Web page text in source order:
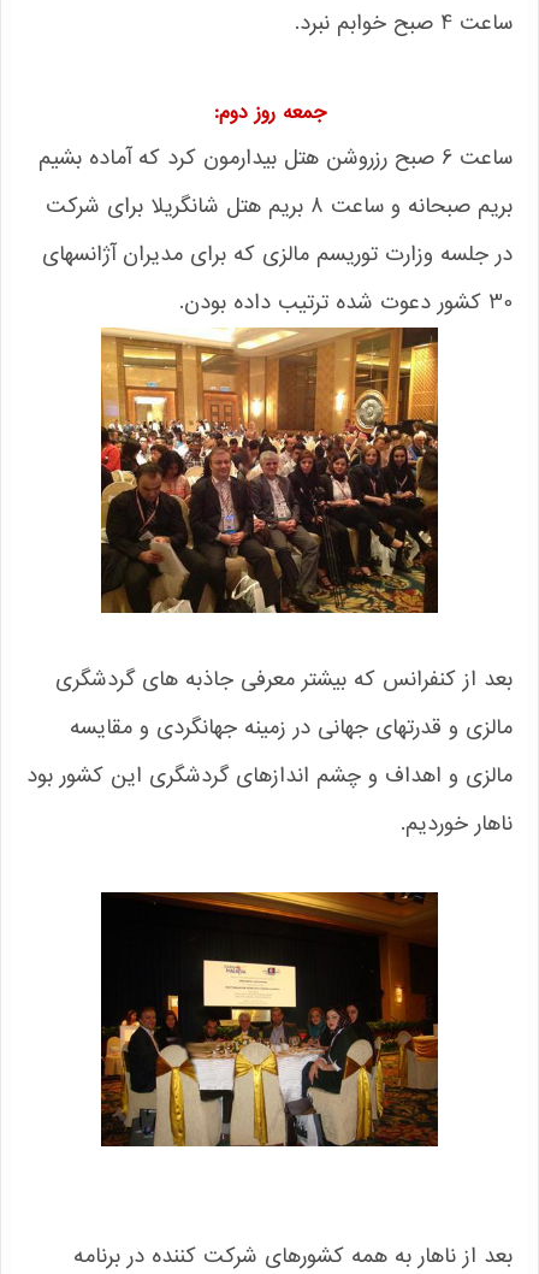
ساعت 4 صبح خوابم نبرد.
جمعه روز دوم:
ساعت 6 صبح رزروشن هتل بیدارمون کرد که آماده بشیم
بریم صبحانه و ساعت 8 بریم هتل شانگریلا برای شرکت
در جلسه وزارت توریسم مالزی که برای مدیران آژانسهای
30 کشور دعوت شده ترتیب داده بودن.
بعد از کنفرانس که بیشتر معرفی جاذبه های گردشگری
مالزی و قدرتهای جهانی در زمینه جهانگردی و مقایسه
مالزی و اهداف و چشم اندازهای گردشگری این کشور بود
ناهار خوردیم.
بعد از ناهار به همه کشورهای شرکت کننده در برنامه